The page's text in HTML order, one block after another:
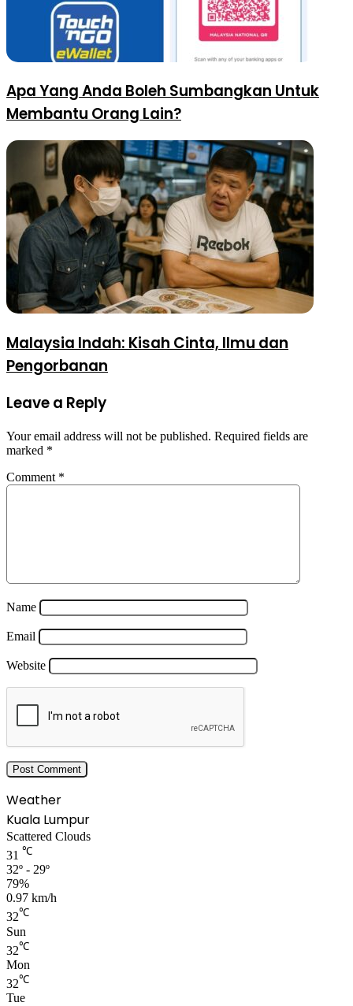
Apa Yang Anda Boleh Sumbangkan Untuk
Membantu Orang Lain?
Malaysia Indah: Kisah Cinta, Ilmu dan
Pengorbanan
Leave a Reply
Your email address will not be published. Required fields are
marked *
Comment *
Name
Email
Website
Weather
Kuala Lumpur
Scattered Clouds
31 ℃
32º - 29º
79%
0.97 km/h
32℃
Sun
32℃
Mon
32℃
Tue